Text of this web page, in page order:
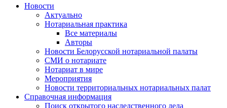
Новости
Актуально
Нотариальная практика
Все материалы
Авторы
Новости Белорусской нотариальной палаты
СМИ о нотариате
Нотариат в мире
Мероприятия
Новости территориальных нотариальных палат
Справочная информация
Поиск открытого наследственного дела